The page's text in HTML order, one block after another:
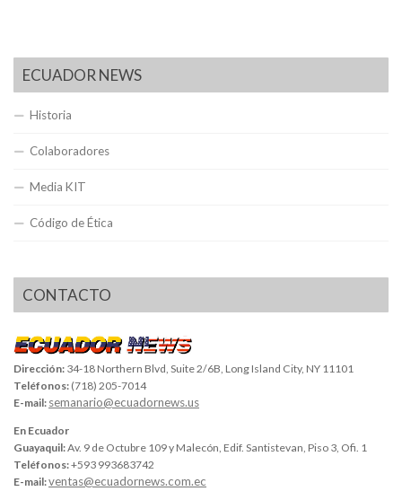
ECUADOR NEWS
Historia
Colaboradores
Media KIT
Código de Ética
CONTACTO
Dirección: 34-18 Northern Blvd, Suite 2/6B, Long Island City, NY 11101
Teléfonos: (718) 205-7014
E-mail: semanario@ecuadornews.us
En Ecuador
Guayaquil:Av. 9 de Octubre 109 y Malecón, Edif. Santistevan, Piso 3, Ofi. 1
Teléfonos:+593 993683742
E-mail:ventas@ecuadornews.com.ec